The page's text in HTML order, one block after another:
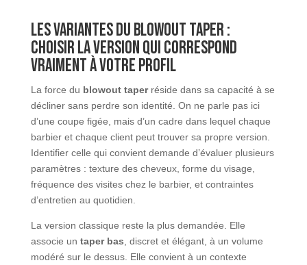
Les variantes du blowout taper :
choisir la version qui correspond
vraiment à votre profil
La force du blowout taperréside dans sa capacité à se
décliner sans perdre son identité. On ne parle pas ici
d’une coupe figée, mais d’un cadre dans lequel chaque
barbier et chaque client peut trouver sa propre version.
Identifier celle qui convient demande d’évaluer plusieurs
paramètres : texture des cheveux, forme du visage,
fréquence des visites chez le barbier, et contraintes
d’entretien au quotidien.
La version classique reste la plus demandée. Elle
associe un taper bas , discret et élégant, à un volume
modéré sur le dessus. Elle convient à un contexte